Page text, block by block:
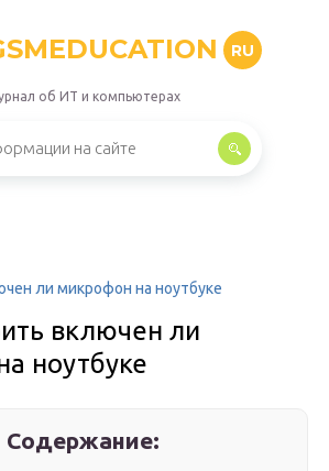
RU
об ИТ и компьютерах
ли микрофон на ноутбуке
включен ли
ноутбуке
Содержание: